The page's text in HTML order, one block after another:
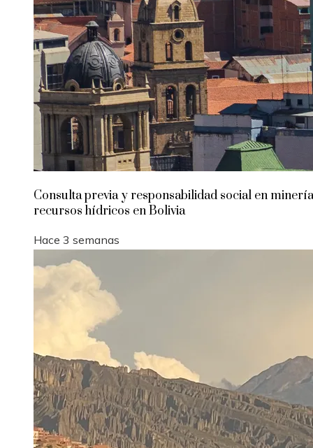
Consulta previa y responsabilidad social en
recursos hídricos en Bolivia
Hace 3 semanas